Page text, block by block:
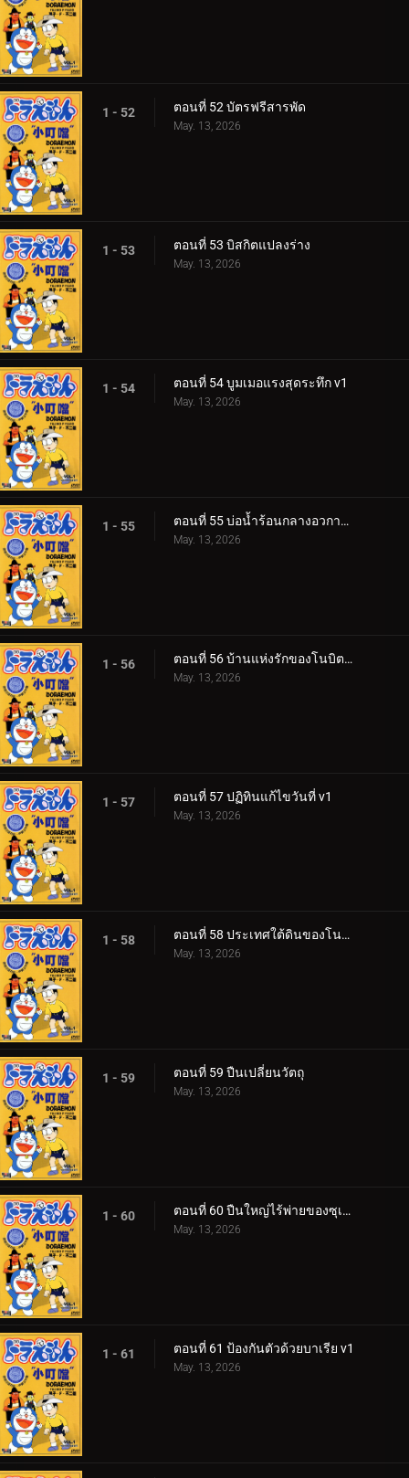
1 - 52 ตอนที่ 52 บัตรฟรีสารพัด
May. 13, 2026
1 - 53 ตอนที่ 53 บิสกิตแปลงร่าง
May. 13, 2026
1 - 54 ตอนที่ 54 บูมเมอแรงสุดระทึก v1
May. 13, 2026
1 - 55 ตอนที่ 55 บ่อน้ำร้อนกลางอวกาศของชิชูกะ
May. 13, 2026
1 - 56 ตอนที่ 56 บ้านแห่งรักของโนบิตะ กับ​ ชิสุกะ​
May. 13, 2026
1 - 57 ตอนที่ 57 ปฏิทินแก้ไขวันที่ v1
May. 13, 2026
1 - 58 ตอนที่ 58 ประเทศใต้ดินของโนบิตะ
May. 13, 2026
1 - 59 ตอนที่ 59 ปืนเปลี่ยนวัตถุ
May. 13, 2026
1 - 60 ตอนที่ 60 ปืนใหญ่ไร้พ่ายของซุเนโอะ
May. 13, 2026
1 - 61 ตอนที่ 61 ป้องกันตัวด้วยบาเรีย v1
May. 13, 2026